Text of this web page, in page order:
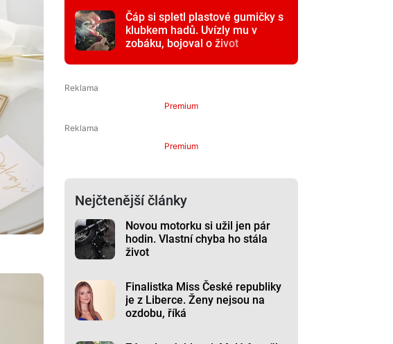
Čáp si spletl plastové gumičky s
klubkem hadů. Uvízly mu v
zobáku, bojoval o život
Premium
Premium
Nejčtenější články
Novou motorku si užil jen pár
hodin. Vlastní chyba ho stála
život
Finalistka Miss České republiky
je z Liberce. Ženy nejsou na
ozdobu, říká